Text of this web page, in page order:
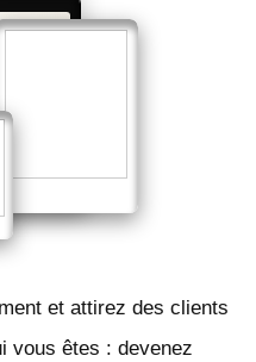
et attirez des clients
vous êtes : devenez